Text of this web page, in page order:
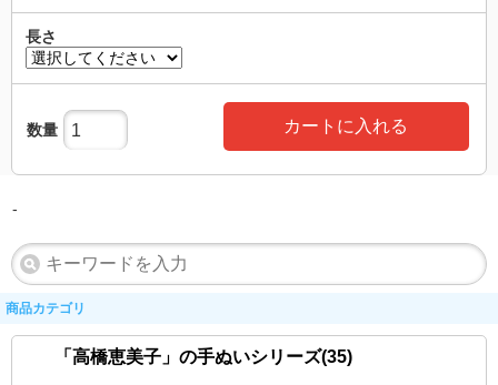
長さ
数量 カートに入れる
-
商品カテゴリ
「高橋恵美子」の手ぬいシリーズ(35)